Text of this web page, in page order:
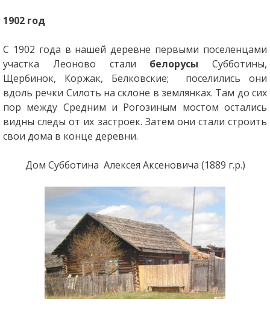
1902 год
С 1902 года в нашей деревне первыми поселенцами
участка Леоново стали белорусы Субботины,
Щербинок, Коржак, Белковские; поселились они
вдоль речки Силоть на склоне в землянках. Там до сих
пор между Средним и Рогозиным мостом остались
видны следы от их застроек. Затем они стали строить
свои дома в конце деревни.
Дом Субботина Алексея Аксеновича (1889 г.р.)